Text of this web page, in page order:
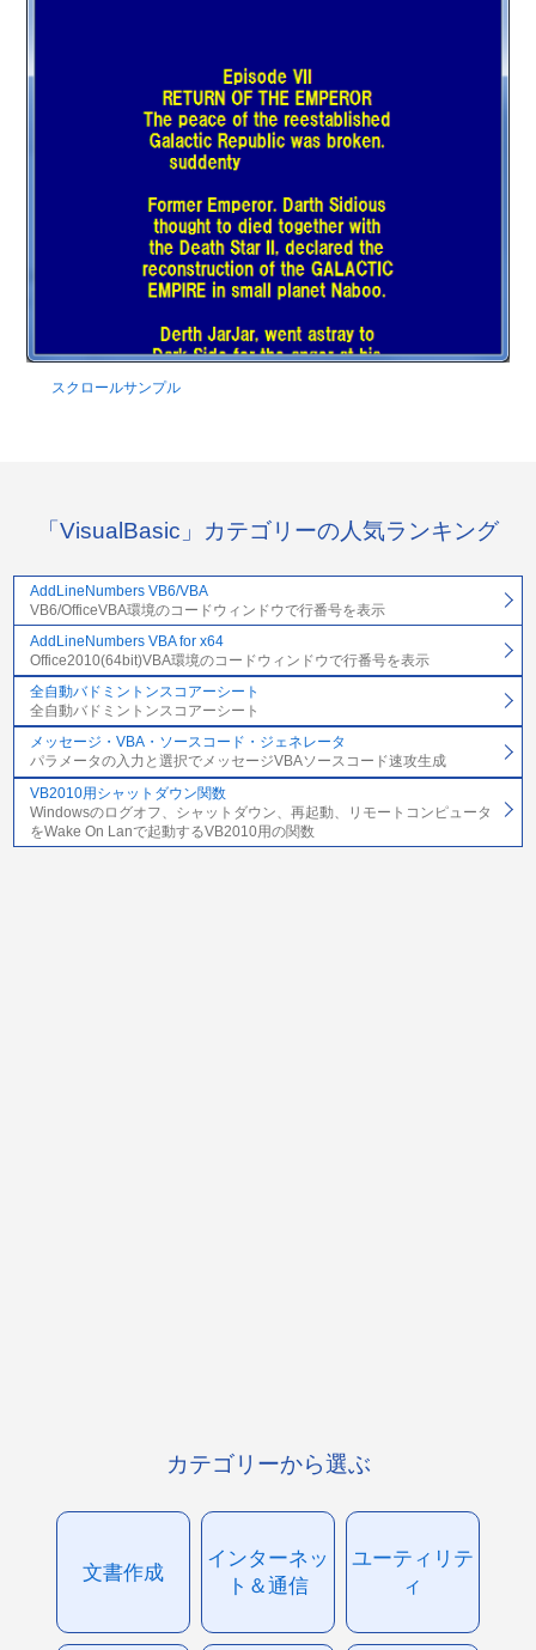
スクロールサンプル
「VisualBasic」カテゴリーの人気ランキング
AddLineNumbers VB6/VBA
VB6/OfficeVBA環境のコードウィンドウで行番号を表示
AddLineNumbers VBA for x64
Office2010(64bit)VBA環境のコードウィンドウで行番号を表示
全自動バドミントンスコアーシート
全自動バドミントンスコアーシート
メッセージ・VBA・ソースコード・ジェネレータ
パラメータの入力と選択でメッセージVBAソースコード速攻生成
VB2010用シャットダウン関数
Windowsのログオフ、シャットダウン、再起動、リモートコンピュータ
をWake On Lanで起動するVB2010用の関数
カテゴリーから選ぶ
文書作成
インターネッ
ト＆通信
ユーティリテ
ィ